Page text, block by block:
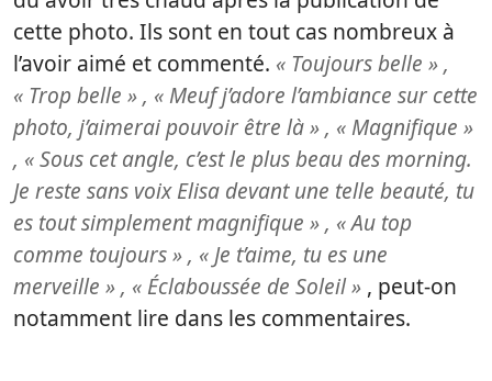
cette photo. Ils sont en tout cas nombreux à
l’avoir aimé et commenté. « Toujours belle » ,
« Trop belle » , « Meuf j’adore l’ambiance sur cette
photo, j’aimerai pouvoir être là » , « Magnifique »
, « Sous cet angle, c’est le plus beau des morning.
Je reste sans voix Elisa devant une telle beauté, tu
es tout simplement magnifique » , « Au top
comme toujours » , « Je t’aime, tu es une
merveille » , « Éclaboussée de Soleil » , peut-on
notamment lire dans les commentaires.